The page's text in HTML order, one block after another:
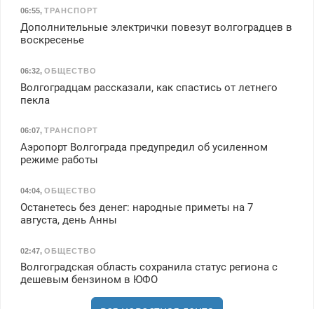
06:55, ТРАНСПОРТ
Дополнительные электрички повезут волгоградцев в
воскресенье
06:32, ОБЩЕСТВО
Волгоградцам рассказали, как спастись от летнего
пекла
06:07, ТРАНСПОРТ
Аэропорт Волгограда предупредил об усиленном
режиме работы
04:04, ОБЩЕСТВО
Останетесь без денег: народные приметы на 7
августа, день Анны
02:47, ОБЩЕСТВО
Волгоградская область сохранила статус региона с
дешевым бензином в ЮФО